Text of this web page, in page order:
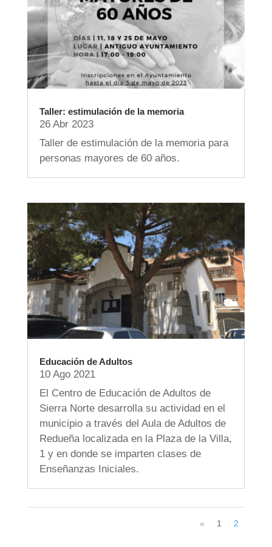
Taller: estimulación de la memoria
26 Abr 2023
Taller de estimulación de la memoria para
personas mayores de 60 años.
Educación de Adultos
10 Ago 2021
El Centro de Educación de Adultos de
Sierra Norte desarrolla su actividad en el
municipio a través del Aula de Adultos de
Redueña localizada en la Plaza de la Villa,
1 y en donde se imparten clases de
Enseñanzas Iniciales.
« 1 2